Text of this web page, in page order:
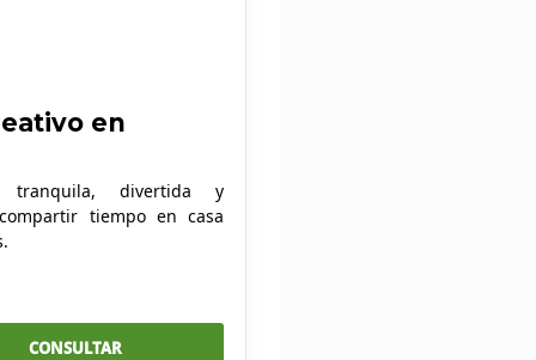
en
tranquila, divertida y
tiempo en casa
CONSULTAR